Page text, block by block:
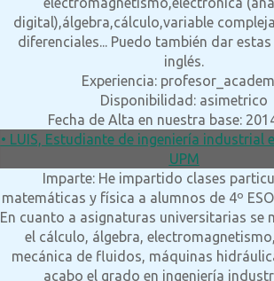
digital),álgebra,cálculo,variable
diferenciales... Puedo también dar
inglés.
Experiencia:
Disponibilidad: asimetrico
Fecha de Alta en nuestra base:
• LUIS, Estudiante de ingeniería industrial
UPM
Imparte: He impartido clases
matemáticas y física a alumnos de 4º
En cuanto a asignaturas universitarias se
el cálculo, álgebra,
mecánica de fluidos, máquinas
acabo el grado en ingeniería